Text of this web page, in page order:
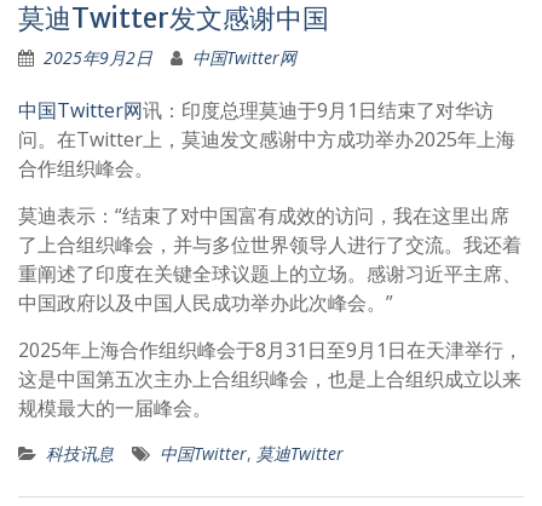
莫迪Twitter发文感谢中国
2025年9月2日 中国Twitter网
中国Twitter网讯：印度总理莫迪于9月1日结束了对华访
问。在Twitter上，莫迪发文感谢中方成功举办2025年上海
合作组织峰会。
莫迪表示：“结束了对中国富有成效的访问，我在这里出席
了上合组织峰会，并与多位世界领导人进行了交流。我还着
重阐述了印度在关键全球议题上的立场。感谢习近平主席、
中国政府以及中国人民成功举办此次峰会。”
2025年上海合作组织峰会于8月31日至9月1日在天津举行，
这是中国第五次主办上合组织峰会，也是上合组织成立以来
规模最大的一届峰会。
科技讯息 中国Twitter, 莫迪Twitter